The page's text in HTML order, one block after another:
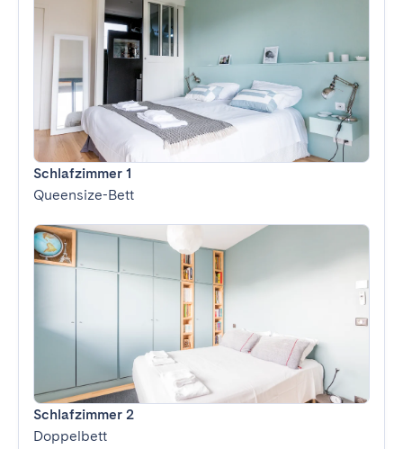
Schlafzimmer 1
Queensize-Bett
Schlafzimmer 2
Doppelbett